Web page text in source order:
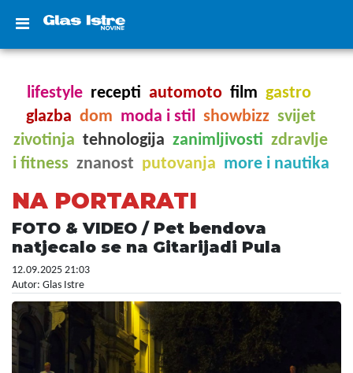
lifestyle recepti automoto film gastro
glazba dom moda i stil showbizz svijet
zivotinja tehnologija zanimljivosti zdravlje
i fitness znanost putovanja more i nautika
NA PORTARATI
FOTO & VIDEO / Pet bendova
natjecalo se na Gitarijadi Pula
12.09.2025 21:03
Autor: Glas Istre